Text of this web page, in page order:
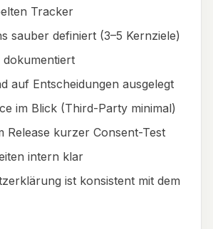
Tracker
sauber definiert (3–5 Kernziele)
dokumentiert
auf Entscheidungen ausgelegt
im Blick (Third-Party minimal)
Release kurzer Consent-Test
intern klar
ist konsistent mit dem